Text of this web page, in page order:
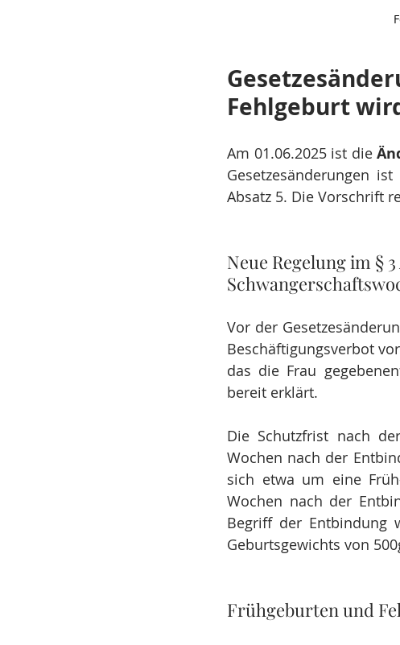
Fehlgeburt
Am 01.06.2025 ist die
Gesetzesänderungen
Absatz 5. Die Vorschrift
Neue Regelung im §
Vor der
Beschäftigungsverbot
das die Frau
bereit erklärt.
Die Schutzfrist nach
Wochen nach der
sich etwa um eine
Wochen nach der
Begriff der Entbindung
Geburtsgewichts von
Frühgeburten und